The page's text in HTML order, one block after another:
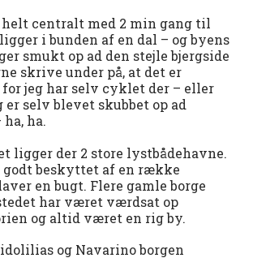
centralt med 2 min gang til
i bunden af en dal – og byens
smukt op ad den stejle bjergside
skrive under på, at det er
jeg har selv cyklet der – eller
er selv blevet skubbet op ad
ha.
ligger der 2 store lystbådehavne.
beskyttet af en række
en bugt. Flere gamle borge
har været værdsat op
og altid været en rig by.
og Navarino borgen